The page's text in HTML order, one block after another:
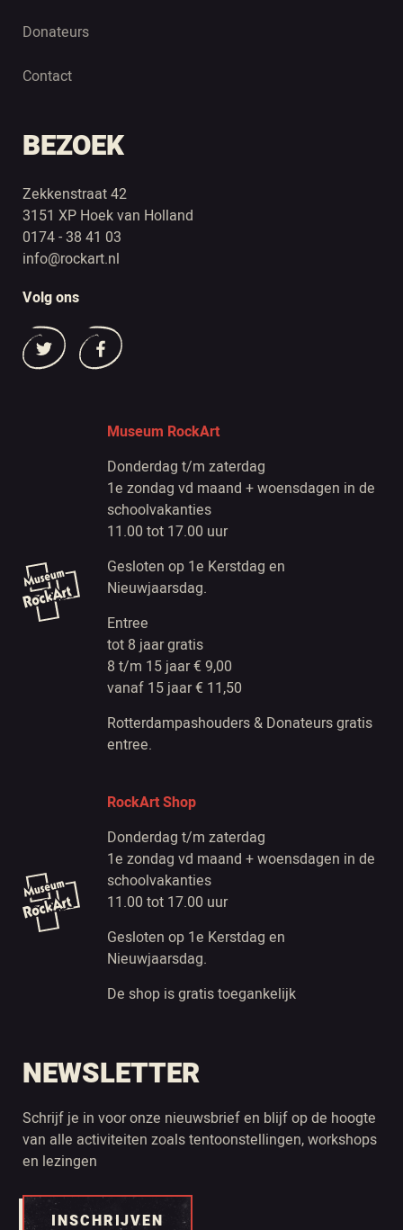
Donateurs
Contact
BEZOEK
Zekkenstraat 42
3151 XP Hoek van Holland
0174 - 38 41 03
info@rockart.nl
Volg ons
Museum RockArt
Donderdag t/m zaterdag
1e zondag vd maand + woensdagen in de
schoolvakanties
11.00 tot 17.00 uur
Gesloten op 1e Kerstdag en
Nieuwjaarsdag.
Entree
tot 8 jaar gratis
8 t/m 15 jaar € 9,00
vanaf 15 jaar € 11,50
Rotterdampashouders & Donateurs gratis
entree.
RockArt Shop
Donderdag t/m zaterdag
1e zondag vd maand + woensdagen in de
schoolvakanties
11.00 tot 17.00 uur
Gesloten op 1e Kerstdag en
Nieuwjaarsdag.
De shop is gratis toegankelijk
NEWSLETTER
Schrijf je in voor onze nieuwsbrief en blijf op de hoogte
van alle activiteiten zoals tentoonstellingen, workshops
en lezingen
INSCHRIJVEN